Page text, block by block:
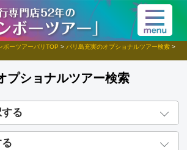
ボーツアーバリTOP > バリ島充実のオプショナルツアー検索 >
プショナルツアー検索
る